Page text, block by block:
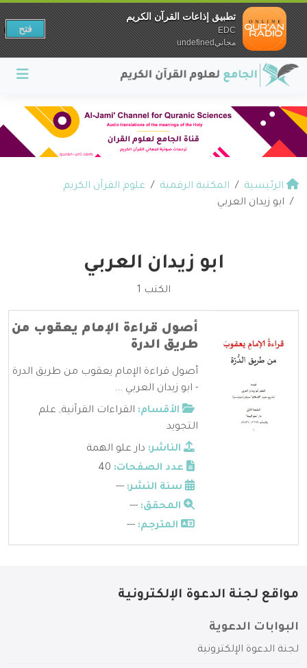
الرئيسية المكتبة الرقمية
علوم القرآن الكريم
ابو زيدان العربي
ابو زيدان العربي
الكتب 1
أصول قراءة الإمام يعقوب من
طريق الدرة
أصول قراءة الإمام يعقوب من طريق الدرة
- ابو زيدان العربي ...
الأقسام: القراءات القرآنية, علم
التجويد
الناشر: دار علو الهمة
عدد الصفحات:
سنة النشر: ---
المحقق: ---
المترجم: ---
مواقع لجنة الدعوة الإلكترونية
البوابات الدعوية
لجنة الدعوة الإلكترونية
تطبيق إذاعات القرآن الكريم
EDC
مجانيundefined
فتح